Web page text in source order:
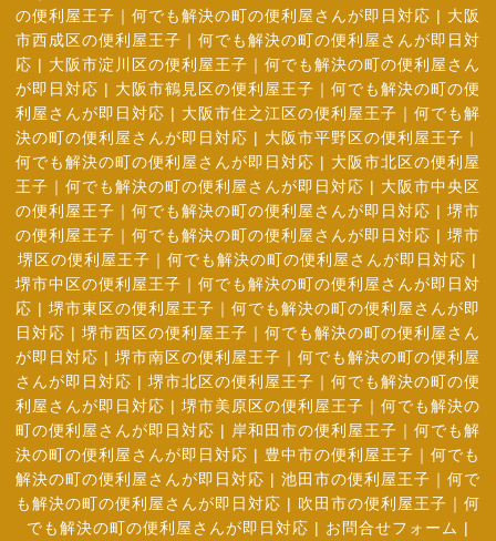
の便利屋王子｜何でも解決の町の便利屋さんが即日対応 | 大阪
市西成区の便利屋王子｜何でも解決の町の便利屋さんが即日対
応 | 大阪市淀川区の便利屋王子｜何でも解決の町の便利屋さん
が即日対応 | 大阪市鶴見区の便利屋王子｜何でも解決の町の便
利屋さんが即日対応 | 大阪市住之江区の便利屋王子｜何でも解
決の町の便利屋さんが即日対応 | 大阪市平野区の便利屋王子｜
何でも解決の町の便利屋さんが即日対応 | 大阪市北区の便利屋
王子｜何でも解決の町の便利屋さんが即日対応 | 大阪市中央区
の便利屋王子｜何でも解決の町の便利屋さんが即日対応 | 堺市
の便利屋王子｜何でも解決の町の便利屋さんが即日対応 | 堺市
堺区の便利屋王子｜何でも解決の町の便利屋さんが即日対応 |
堺市中区の便利屋王子｜何でも解決の町の便利屋さんが即日対
応 | 堺市東区の便利屋王子｜何でも解決の町の便利屋さんが即
日対応 | 堺市西区の便利屋王子｜何でも解決の町の便利屋さん
が即日対応 | 堺市南区の便利屋王子｜何でも解決の町の便利屋
さんが即日対応 | 堺市北区の便利屋王子｜何でも解決の町の便
利屋さんが即日対応 | 堺市美原区の便利屋王子｜何でも解決の
町の便利屋さんが即日対応 | 岸和田市の便利屋王子｜何でも解
決の町の便利屋さんが即日対応 | 豊中市の便利屋王子｜何でも
解決の町の便利屋さんが即日対応 | 池田市の便利屋王子｜何で
も解決の町の便利屋さんが即日対応 | 吹田市の便利屋王子｜何
でも解決の町の便利屋さんが即日対応 | お問合せフォーム |